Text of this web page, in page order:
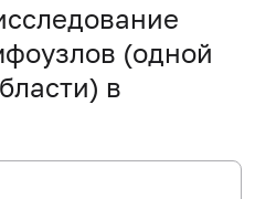
(одной
в